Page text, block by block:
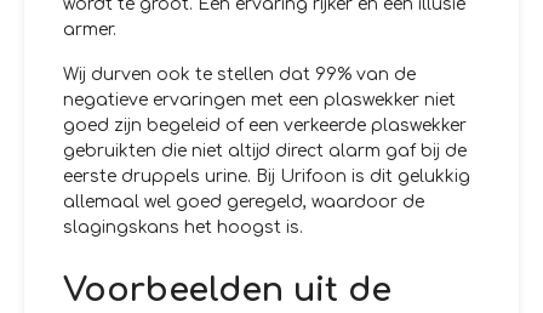
wordt te groot. Een ervaring rijker en een illusie
armer.
Wij durven ook te stellen dat 99% van de
negatieve ervaringen met een plaswekker niet
goed zijn begeleid of een verkeerde plaswekker
gebruikten die niet altijd direct alarm gaf bij de
eerste druppels urine. Bij Urifoon is dit gelukkig
allemaal wel goed geregeld, waardoor de
slagingskans het hoogst is.
Voorbeelden uit de